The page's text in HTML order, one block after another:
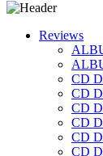
Reviews
CD
CD
CD
CD
CD
CD